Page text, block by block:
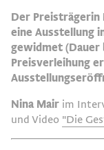
Der Preisträgerin
eine Ausstellung
gewidmet (Dauer
Preisverleihung
Nina Mair im
und Video "Die